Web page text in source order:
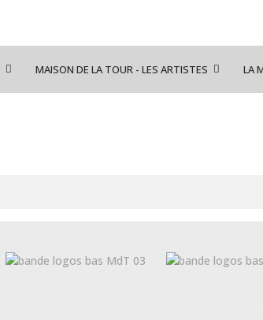
MAISON DE LA TOUR - LES ARTISTES LA